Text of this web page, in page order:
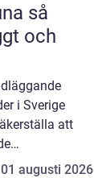
så
och
i Sverige
att
vars
01 augusti 2026